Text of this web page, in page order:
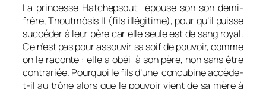
La princesse Hatchepsout épouse son son demi-
frère, Thoutmôsis II (fils illégitime), pour qu’il puisse
succéder à leur père car elle seule est de sang royal.
Ce n’est pas pour assouvir sa soif de pouvoir, comme
on le raconte : elle a obéi à son père, non sans être
contrariée. Pourquoi le fils d’une concubine accède-
t-il au trône alors que le pouvoir vient de sa mère à